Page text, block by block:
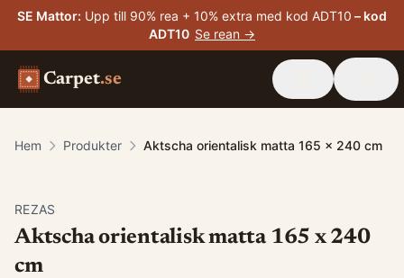
SE Mattor: Upp till 90% rea + 10% extra med kod ADT10 – kod
ADT10 Se rean →
Carpet.se
Hem Produkter Aktscha orientalisk matta 165 x 240 cm
REZAS
Aktscha orientalisk matta 165 x 240
cm